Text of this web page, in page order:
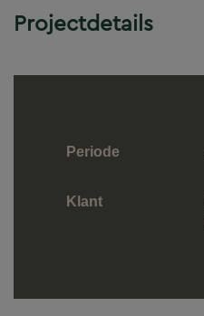
Projectdetails
Periode
Klant